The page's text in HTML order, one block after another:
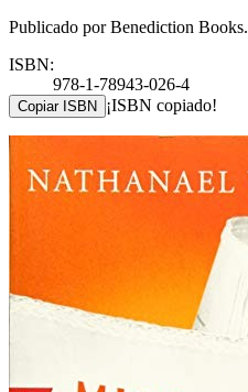
Publicado por Benediction Books.
ISBN:
978-1-78943-026-4
Copiar ISBN ¡ISBN copiado!